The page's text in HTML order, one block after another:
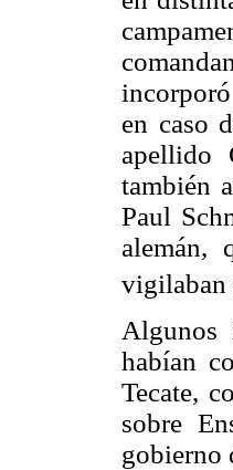
en caso
apellido
también
Paul
alemán,
vigilaban
Algunos
habían
Tecate,
sobre
gobierno